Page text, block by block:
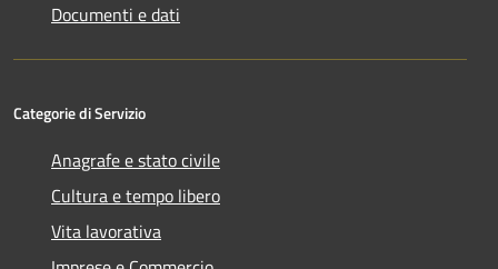
Documenti e dati
Categorie di Servizio
Anagrafe e stato civile
Cultura e tempo libero
Vita lavorativa